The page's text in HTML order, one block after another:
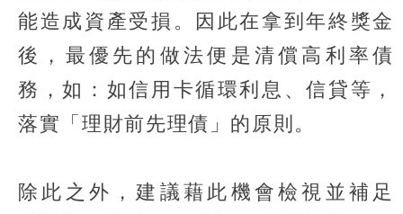
能造成資產受損。因此在拿到年終獎金
後，最優先的做法便是清償高利率債
務，如：如信用卡循環利息、信貸等，
落實「理財前先理債」的原則。
除此之外，建議藉此機會檢視並補足